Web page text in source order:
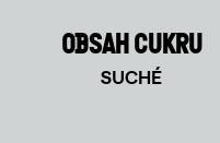
OBSAH CUKRU
SUCHÉ